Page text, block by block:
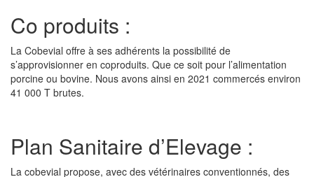
Co produits :
La Cobevial offre à ses adhérents la possibilité de
s’approvisionner en coproduits. Que ce soit pour l’alimentation
porcine ou bovine. Nous avons ainsi en 2021 commercés environ
41 000 T brutes.
Plan Sanitaire d’Elevage :
La cobevial propose, avec des vétérinaires conventionnés, des